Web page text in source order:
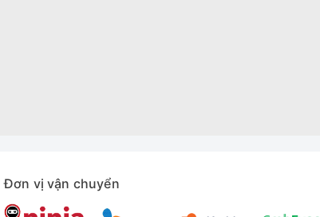
Đơn vị vận chuyển